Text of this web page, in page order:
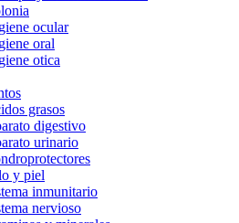
ocular
oral
otica
grasos
digestivo
urinario
y piel
inmunitario
nervioso